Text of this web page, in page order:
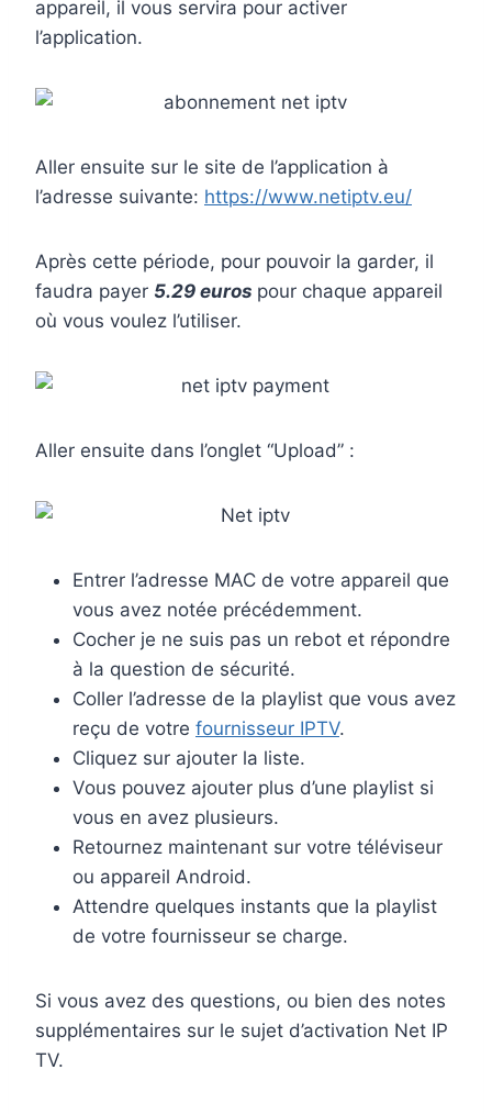
appareil, il vous servira pour activer
l’application.
Aller ensuite sur le site de l’application à
l’adresse suivante: https://www.netiptv.eu/
Après cette période, pour pouvoir la garder, il
faudra payer 5.29 euros pour chaque appareil
où vous voulez l’utiliser.
Aller ensuite dans l’onglet “Upload” :
Entrer l’adresse MAC de votre appareil que
vous avez notée précédemment.
Cocher je ne suis pas un rebot et répondre
à la question de sécurité.
Coller l’adresse de la playlist que vous avez
reçu de votre fournisseur IPTV.
Cliquez sur ajouter la liste.
Vous pouvez ajouter plus d’une playlist si
vous en avez plusieurs.
Retournez maintenant sur votre téléviseur
ou appareil Android.
Attendre quelques instants que la playlist
de votre fournisseur se charge.
Si vous avez des questions, ou bien des notes
supplémentaires sur le sujet d’activation Net IP
TV.